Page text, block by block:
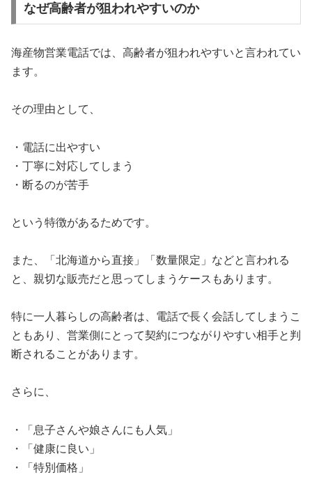
なぜ高齢者が狙われやすいのか
海産物営業電話では、高齢者が狙われやすいと言われてい
ます。
その理由として、
・電話に出やすい
・丁寧に対応してしまう
・断るのが苦手
という特徴があるためです。
また、「北海道から直接」「数量限定」などと言われる
と、親切な販売だと思ってしまうケースもあります。
特に一人暮らしの高齢者は、電話で長く会話してしまうこ
ともあり、営業側にとって契約につながりやすい相手と判
断されることがあります。
さらに、
・「息子さんや娘さんにも人気」
・「健康に良い」
・「特別価格」